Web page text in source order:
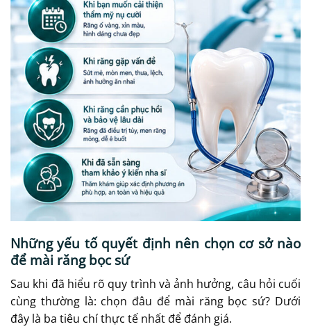
Những yếu tố quyết định nên chọn cơ sở nào
để mài răng bọc sứ
Sau khi đã hiểu rõ quy trình và ảnh hưởng, câu hỏi cuối
cùng thường là: chọn đâu để mài răng bọc sứ? Dưới
đây là ba tiêu chí thực tế nhất để đánh giá.